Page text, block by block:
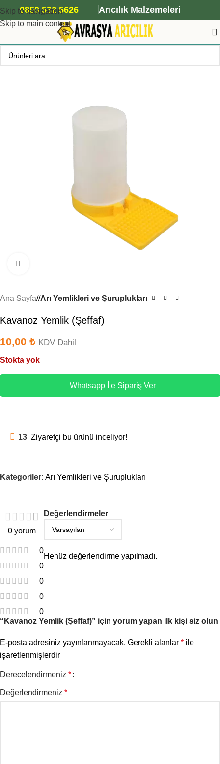
Skip to navigation
Skip to main content
ANA ARI SİPARİŞİ İÇİN TIKLAYIN
0850 532 5626 Arıcılık Malzemeleri
Ana Sayfa/ Arı Yemlikleri ve Şuruplukları
Kavanoz Yemlik (Şeffaf)
10,00 ₺ KDV Dahil
Stokta yok
Whatsapp İle Sipariş Ver
13 Ziyaretçi bu ürünü inceliyor!
Kategoriler: Arı Yemlikleri ve Şuruplukları
0 yorum
0
0
0
0
0
Değerlendirmeler
Henüz değerlendirme yapılmadı.
“Kavanoz Yemlik (Şeffaf)” için yorum yapan ilk kişi siz olun
E-posta adresiniz yayınlanmayacak. Gerekli alanlar * ile
işaretlenmişlerdir
Derecelendirmeniz *
Değerlendirmeniz *